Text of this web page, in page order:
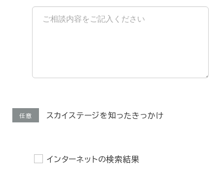
任意 スカイステージを知ったきっかけ
インターネットの検索結果